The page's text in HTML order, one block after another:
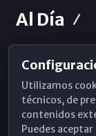
Al Día
Horarios de
Hemeroteca
WhatsApp
Utilizamos
técnicos, de
contenidos
Puedes